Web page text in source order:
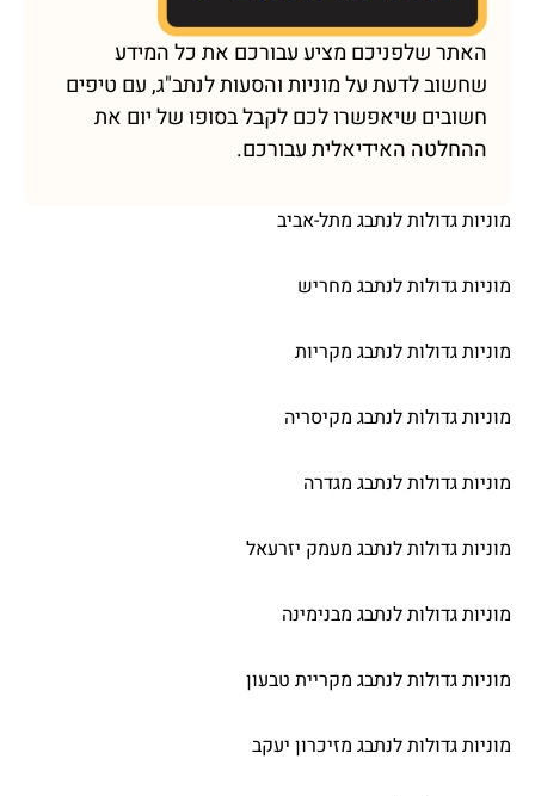
האתר שלפניכם מציע עבורכם את כל המידע
שחשוב לדעת על מוניות והסעות לנתב"ג, עם טיפים
חשובים שיאפשרו לכם לקבל בסופו של יום את
ההחלטה האידיאלית עבורכם.
מוניות גדולות לנתבג מתל-אביב
מוניות גדולות לנתבג מחריש
מוניות גדולות לנתבג מקריות
מוניות גדולות לנתבג מקיסריה
מוניות גדולות לנתבג מגדרה
מוניות גדולות לנתבג מעמק יזרעאל
מוניות גדולות לנתבג מבנימינה
מוניות גדולות לנתבג מקריית טבעון
מוניות גדולות לנתבג מזיכרון יעקב